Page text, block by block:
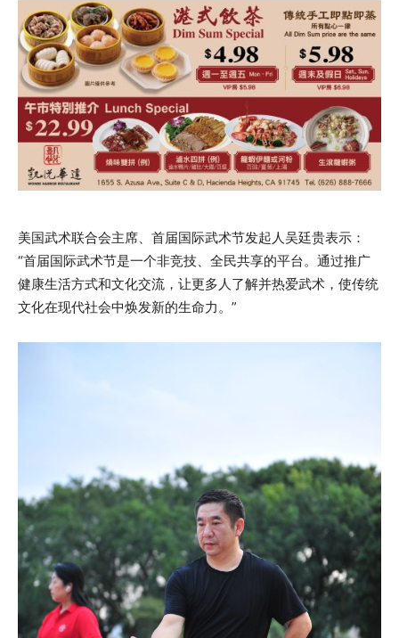
美国武术联合会主席、首届国际武术节发起人吴廷贵表示：
“首届国际武术节是一个非竞技、全民共享的平台。通过推广
健康生活方式和文化交流，让更多人了解并热爱武术，使传统
文化在现代社会中焕发新的生命力。”